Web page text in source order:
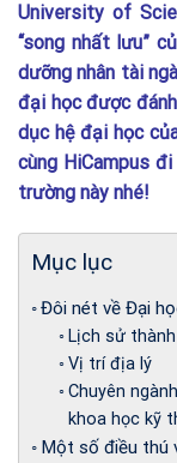
University of
“song nhất lưu”
dưỡng nhân tài
đại học được
dục hệ đại học
cùng HiCampus
trường này nhé!
Mục lục
Đôi nét về Đại
Lịch sử
Vị trí địa lý
Chuyên
khoa học kỹ
Một số điều thú